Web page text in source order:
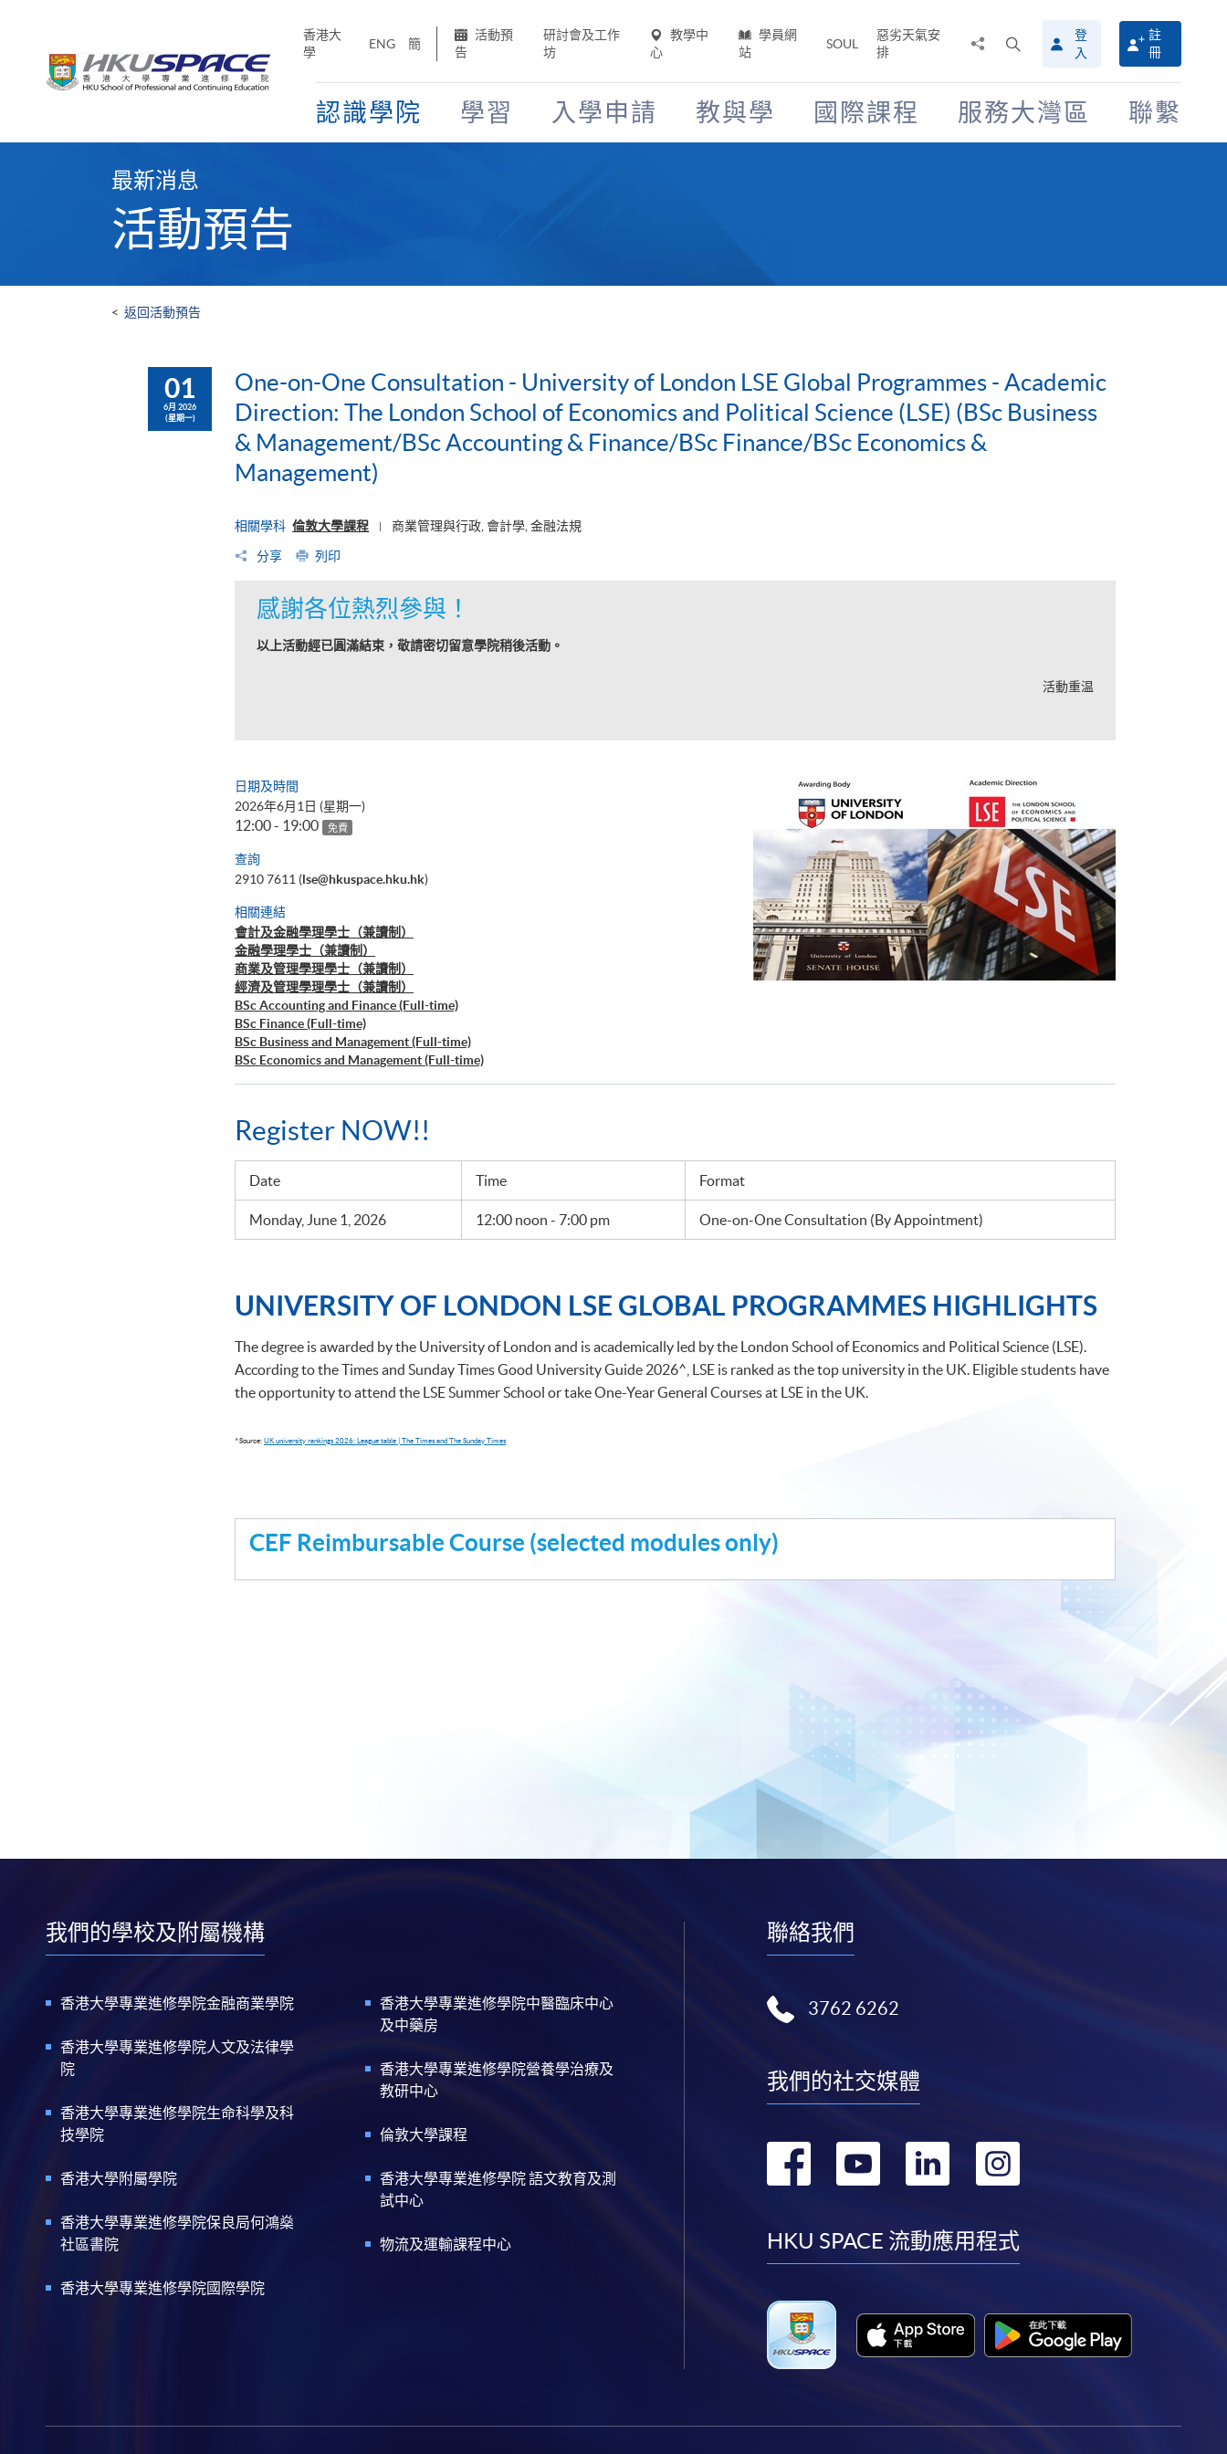
香港大
學
ENG 簡
活動預
告
研討會及工作
坊
教學中
心
學員網
站
SOUL
惡劣天氣安
排
搜
尋
介
面
登
入
註
冊
認識學院 學習 入學申請 教與學 國際課程 服務大灣區 聯繫
最新消息
活動預告
< 返回活動預告
01
6月 2026
(星期一)
One-on-One Consultation - University of London LSE Global Programmes - Academic
Direction: The London School of Economics and Political Science (LSE) (BSc Business
& Management/BSc Accounting & Finance/BSc Finance/BSc Economics &
Management)
相關學科 倫敦大學課程 商業管理與行政, 會計學, 金融法規
分享 列印
感謝各位熱烈參與！
以上活動經已圓滿結束，敬請密切留意學院稍後活動。
活動重温
日期及時間
2026年6月1日 (星期一)
12:00 - 19:00 免費
查詢
2910 7611 (lse@hkuspace.hku.hk)
相關連結
會計及金融學理學士（兼讀制）
金融學理學士（兼讀制）
商業及管理學理學士（兼讀制）
經濟及管理學理學士（兼讀制）
BSc Accounting and Finance (Full-time)
BSc Finance (Full-time)
BSc Business and Management (Full-time)
BSc Economics and Management (Full-time)
Register NOW!!
Date Time Format
Monday, June 1, 2026 12:00 noon - 7:00 pm One-on-One Consultation (By Appointment)
UNIVERSITY OF LONDON LSE GLOBAL PROGRAMMES HIGHLIGHTS
The degree is awarded by the University of London and is academically led by the London School of Economics and Political Science (LSE).
According to the Times and Sunday Times Good University Guide 2026^, LSE is ranked as the top university in the UK. Eligible students have
the opportunity to attend the LSE Summer School or take One-Year General Courses at LSE in the UK.
^Source: UK university rankings 2026: League table | The Times and The Sunday Times
CEF Reimbursable Course (selected modules only)
我們的學校及附屬機構
香港大學專業進修學院金融商業學院
香港大學專業進修學院人文及法律學
院
香港大學專業進修學院生命科學及科
技學院
香港大學附屬學院
香港大學專業進修學院保良局何鴻燊
社區書院
香港大學專業進修學院國際學院
香港大學專業進修學院中醫臨床中心
及中藥房
香港大學專業進修學院營養學治療及
教研中心
倫敦大學課程
香港大學專業進修學院 語文教育及測
試中心
物流及運輸課程中心
聯絡我們
3762 6262
我們的社交媒體
轉
facebook
轉
youtube
轉
linkedininstagram
HKU SPACE 流動應用程式